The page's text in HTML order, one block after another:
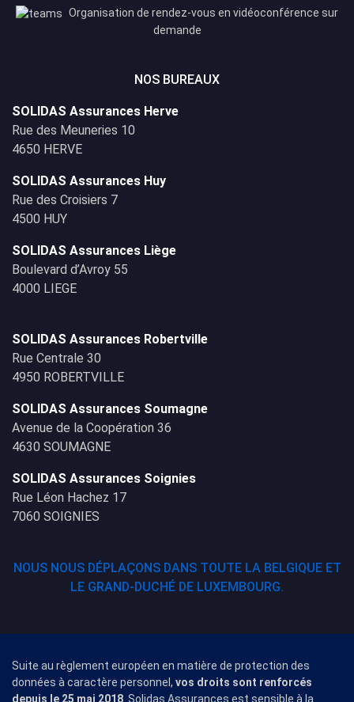
Organisation de rendez-vous en vidéoconférence sur
demande
NOS BUREAUX
SOLIDAS Assurances Herve
Rue des Meuneries 10
4650 HERVE
SOLIDAS Assurances Huy
Rue des Croisiers 7
4500 HUY
SOLIDAS Assurances Liège
Boulevard d’Avroy 55
4000 LIEGE
SOLIDAS Assurances Robertville
Rue Centrale 30
4950 ROBERTVILLE
SOLIDAS Assurances Soumagne
Avenue de la Coopération 36
4630 SOUMAGNE
SOLIDAS Assurances Soignies
Rue Léon Hachez 17
7060 SOIGNIES
NOUS NOUS DÉPLAÇONS DANS TOUTE LA BELGIQUE ET
LE GRAND-DUCHÉ DE LUXEMBOURG.
Suite au règlement européen en matière de protection des
données à caractère personnel, vos droits sont renforcés
depuis le 25 mai 2018 . Solidas Assurances est sensible à la